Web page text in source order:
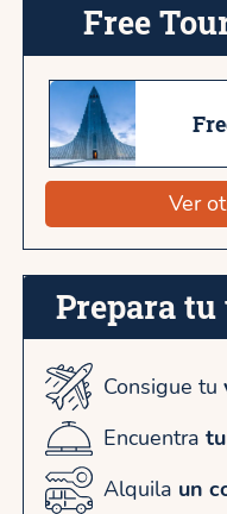
Free
Ver
Prepara
Consigue tu
Encuentra
Alquila un